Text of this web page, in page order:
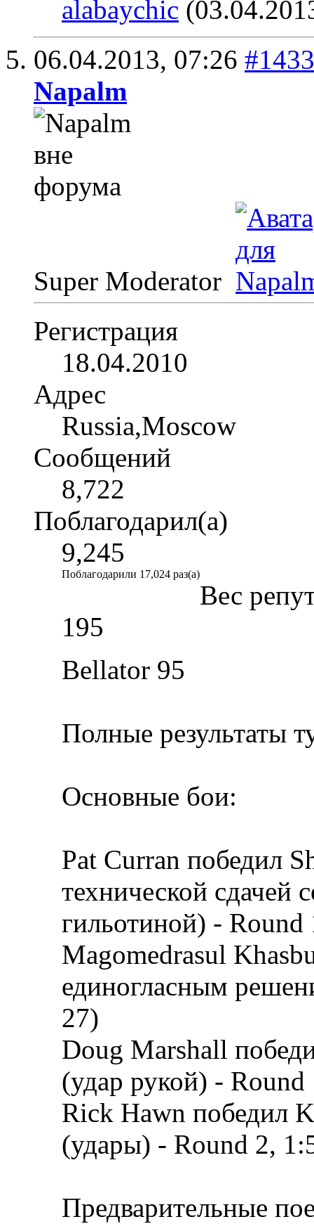
alabaychic
06.04.2013, 07:26 #1433
Napalm
Super Moderator
Регистрация
18.04.2010
Адрес
Russia,Moscow
Сообщений
8,722
Поблагодарил(а)
9,245
Поблагодарили 17,024 раз(а)
Вес
195
Bellator 95
Полные результаты
Основные бои:
Pat Curran победил
технической сдачей
гильотиной) - Round
Magomedrasul
единогласным
27)
Doug Marshall
(удар рукой) - Round
Rick Hawn победил
(удары) - Round 2,
Предварительные